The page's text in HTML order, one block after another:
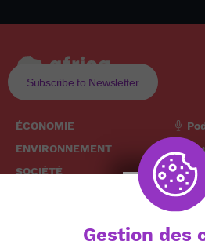
Subscribe to Newsletter
ÉCONOMIE
ENVIRONNEMENT
SOCIÉTÉ
Gestion des